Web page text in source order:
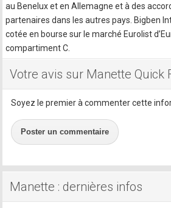
au Benelux et en Allemagne et à des
partenaires dans les autres pays. Bigben
cotée en bourse sur le marché Eurolist
compartiment C.
Votre avis sur Manette Quick
Soyez le premier à commenter cette
Poster un commentaire
Manette : dernières infos